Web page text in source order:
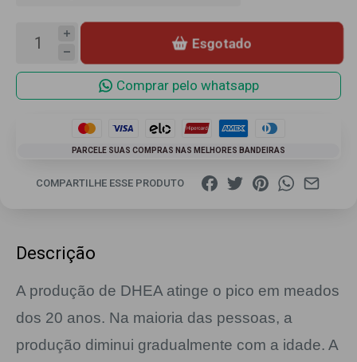
Esgotado
Comprar pelo whatsapp
PARCELE SUAS COMPRAS NAS MELHORES BANDEIRAS
COMPARTILHE ESSE PRODUTO
Descrição
A produção de DHEA atinge o pico em meados
dos 20 anos. Na maioria das pessoas, a
produção diminui gradualmente com a idade. A